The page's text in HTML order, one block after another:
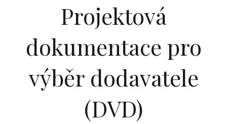
Projektová
dokumentace pro
výběr dodavatele
(DVD)